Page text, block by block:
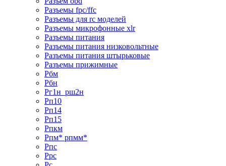
Разъемы fpc/ffc
Разъемы для rc моделей
Разъемы микрофонные xlr
Разъемы питания
Разъемы питания низковольтные
Разъемы питания штырьковые
Разъемы прижимные
Рбм
Рбн
Рг1н_рш2н
Рп10
Рп14
Рп15
Рпкм
Рпм* рпмм*
Рпс
Ррс